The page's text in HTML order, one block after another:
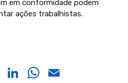
em conformidade podem
ações trabalhistas.
Twitter
LinkedIn
WhatsApp